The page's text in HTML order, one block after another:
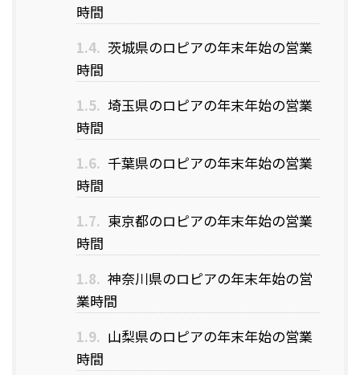
時間
1.4. 茨城県のロピアの年末年始の営業
時間
1.5. 埼玉県のロピアの年末年始の営業
時間
1.6. 千葉県のロピアの年末年始の営業
時間
1.7. 東京都のロピアの年末年始の営業
時間
1.8. 神奈川県のロピアの年末年始の営
業時間
1.9. 山梨県のロピアの年末年始の営業
時間